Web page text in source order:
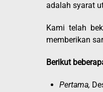
adalah syarat
Kami telah
memberikan
Berikut
Pertama,